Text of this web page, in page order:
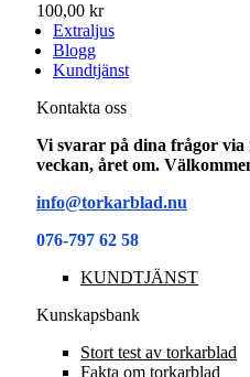
100,00 kr
Extraljus
Blogg
Kundtjänst
Kontakta oss
Vi svarar på dina frågor via
veckan, året om.
info@torkarblad.nu
076-797 62 58
KUNDTJÄNST
Kunskapsbank
Stort test av torkarblad
Fakta om torkarblad